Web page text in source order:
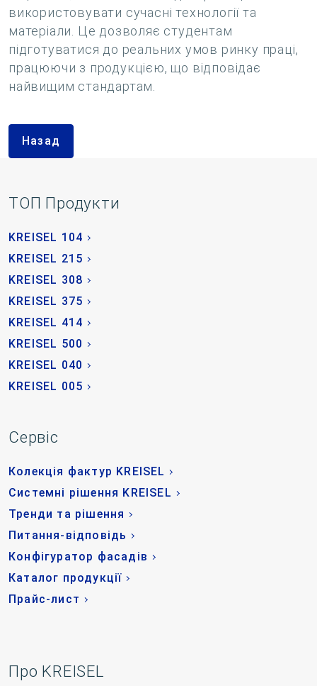
використовувати сучасні технології та
матеріали. Це дозволяє студентам
підготуватися до реальних умов ринку праці,
працюючи з продукцією, що відповідає
найвищим стандартам.
Назад
TOП Продукти
KREISEL 104
KREISEL 215
KREISEL 308
KREISEL 375
KREISEL 414
KREISEL 500
KREISEL 040
KREISEL 005
Сервіс
Колекція фактур KREISEL
Системні рішення KREISEL
Тренди та рішення
Питання-відповідь
Конфігуратор фасадів
Каталог продукції
Прайс-лист
Про KREISEL